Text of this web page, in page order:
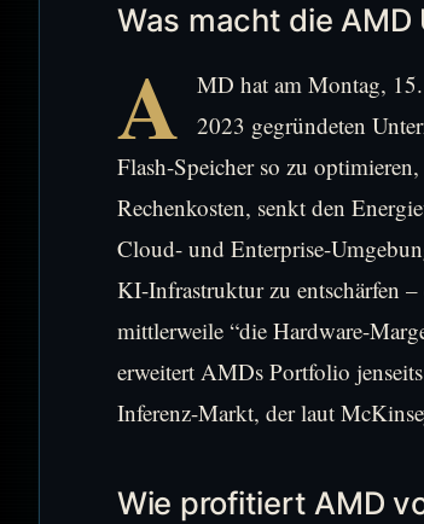
Was macht die
A
MD hat am Montag,
2023 gegründeten
Flash-Speicher so zu
Rechenkosten, senkt den
Cloud- und Enterprise-
KI-Infrastruktur zu entschärfen
mittlerweile “die Hardware-
erweitert AMDs Portfolio
Inferenz-Markt, der laut
Wie profitiert AMD